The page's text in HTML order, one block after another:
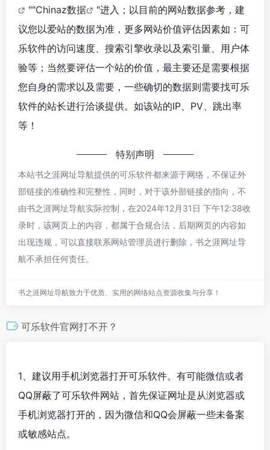
""Chinaz数据
"进入；以目前的网站数据参考，建
议您以爱站的数据为准，更多网站价值评估因素如：可
乐软件的访问速度、搜索引擎收录以及索引量、用户体
验等；当然要评估一个站的价值，最主要还是需要根据
您自身的需求以及需要，一些确切的数据则需要找可乐
软件的站长进行洽谈提供。如该站的IP、PV、跳出率
等！
特别声明
本站书之涯网址导航提供的可乐软件都来源于网络，不保证外
部链接的准确性和完整性，同时，对于该外部链接的指向，不
由书之涯网址导航实际控制，在2024年12月31日 下午12:38收
录时，该网页上的内容，都属于合规合法，后期网页的内容如
出现违规，可以直接联系网站管理员进行删除，书之涯网址导
航不承担任何责任。
书之涯网址导航致力于优质、实用的网络站点资源收集与分享！
可乐软件官网打不开？
1、建议用手机浏览器打开可乐软件。有可能微信或者
QQ屏蔽了可乐软件网站，首先保证网址是从浏览器或
手机浏览器打开的，因为微信和QQ会屏蔽一些未备案
或敏感站点。